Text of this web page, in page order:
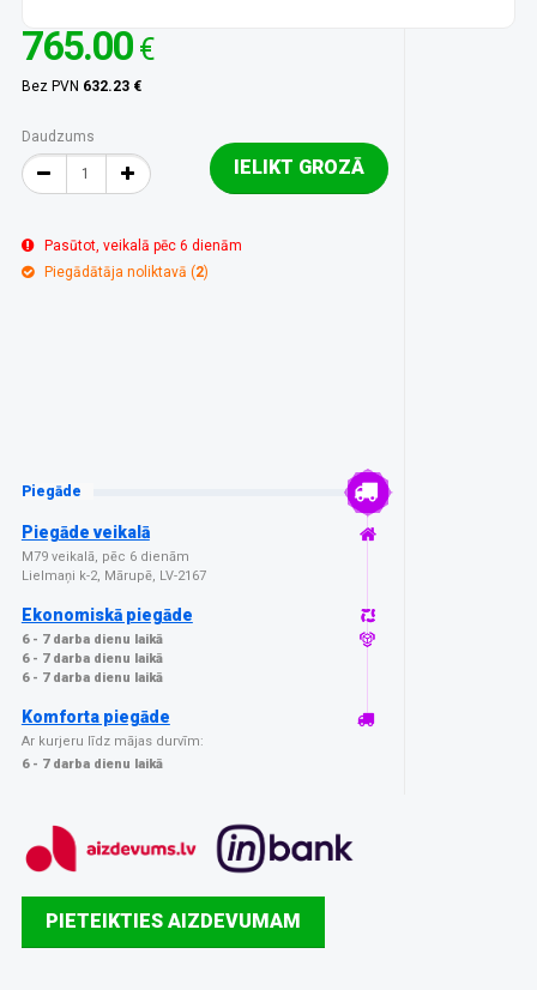
765.00 €
Bez PVN 632.23 €
Daudzums
IELIKT GROZĀ
Pasūtot, veikalā pēc 6 dienām
Piegādātāja noliktavā (2)
Piegāde
Piegāde veikalā
M79 veikalā, pēc 6 dienām
Lielmaņi k-2, Mārupē, LV-2167
Ekonomiskā piegāde
6 - 7 darba dienu laikā
6 - 7 darba dienu laikā
6 - 7 darba dienu laikā
Komforta piegāde
Ar kurjeru līdz mājas durvīm:
6 - 7 darba dienu laikā
PIETEIKTIES AIZDEVUMAM